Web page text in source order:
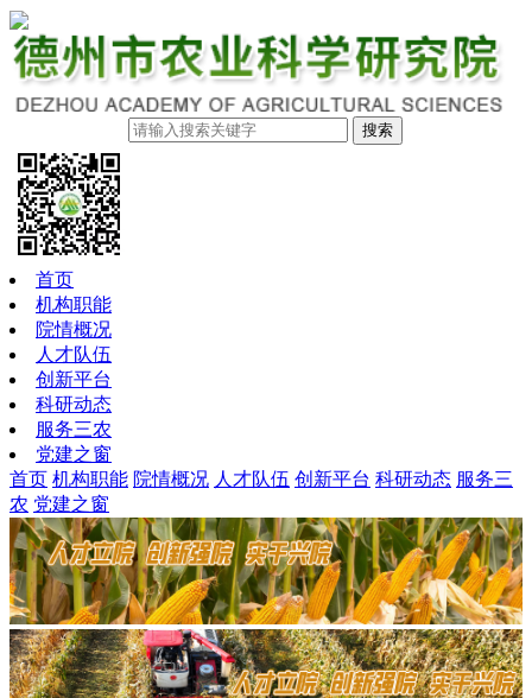
搜索
首页
机构职能
院情概况
人才队伍
创新平台
科研动态
服务三农
党建之窗
首页 机构职能 院情概况 人才队伍 创新平台 科研动态 服务三
农 党建之窗